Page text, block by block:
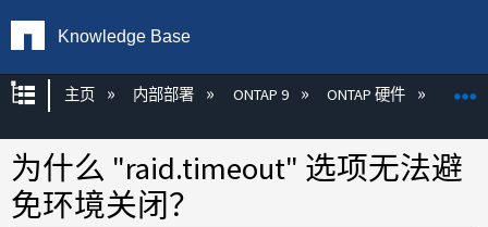
Knowledge Base
扩展/隐缩全局层次
主页 内部部署 ONTAP 9 ONTAP 硬件
为什么 "raid.timeout" 选项无法避
免环境关闭？